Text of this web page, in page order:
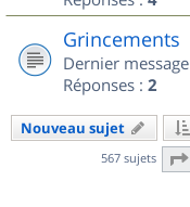
Grincements
Dernier
Réponses : 2
Nouveau sujet
567 sujets